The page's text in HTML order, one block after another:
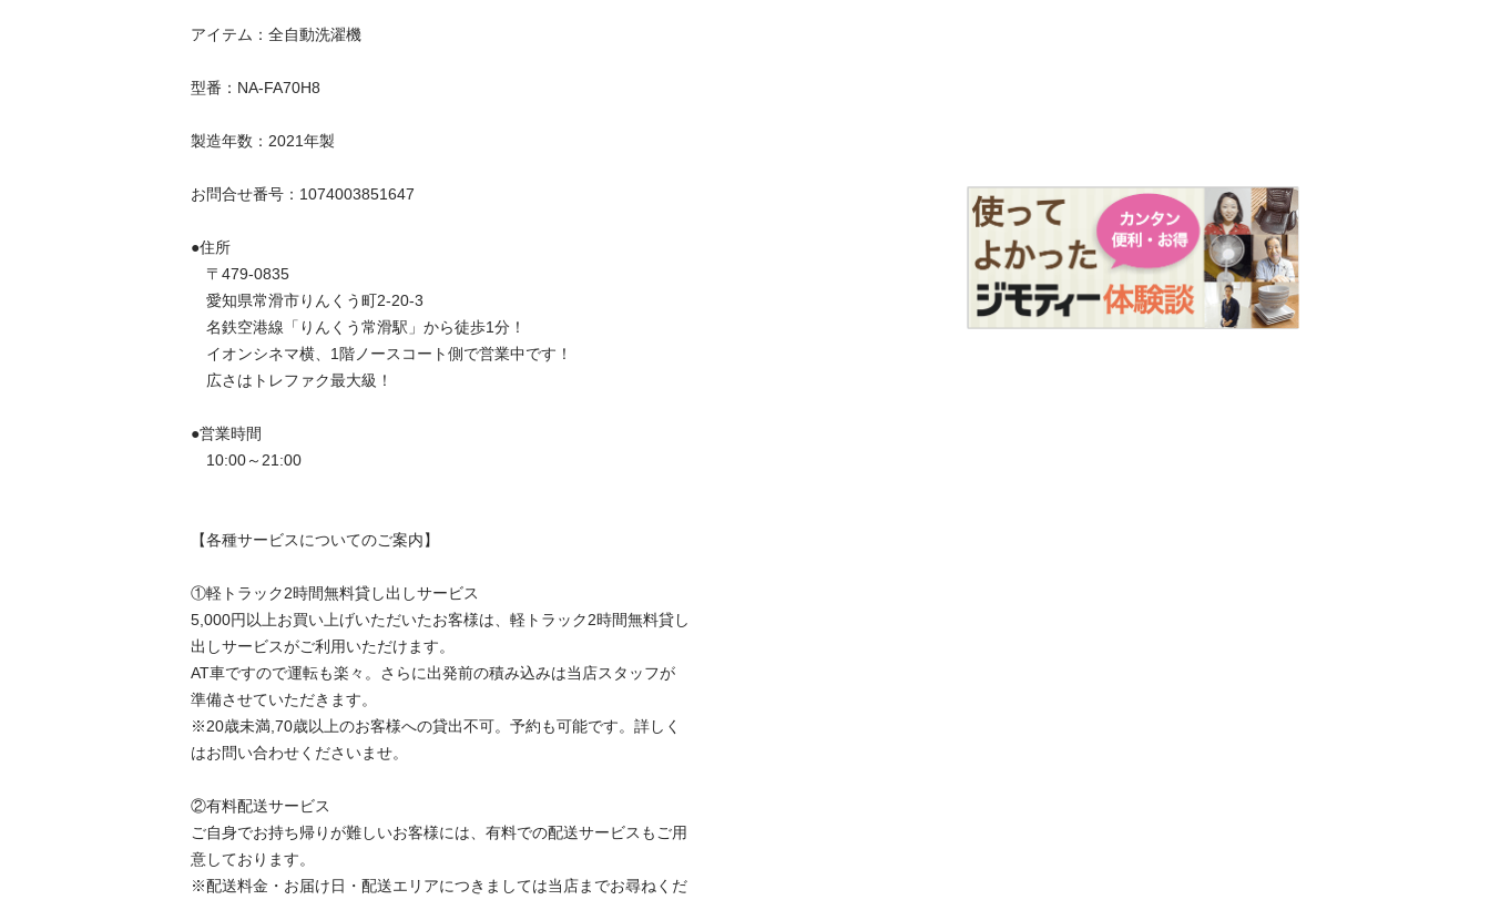
アイテム：全自動洗濯機
型番：NA-FA70H8
製造年数：2021年製
お問合せ番号：1074003851647
●住所
〒479-0835
愛知県常滑市りんくう町2-20-3
名鉄空港線「りんくう常滑駅」から徒歩1分！
イオンシネマ横、1階ノースコート側で営業中です！
広さはトレファク最大級！
●営業時間
10:00～21:00
【各種サービスについてのご案内】
①軽トラック2時間無料貸し出しサービス
5,000円以上お買い上げいただいたお客様は、軽トラック2時間無料貸し
出しサービスがご利用いただけます。
AT車ですので運転も楽々。さらに出発前の積み込みは当店スタッフが
準備させていただきます。
※20歳未満,70歳以上のお客様への貸出不可。予約も可能です。詳しく
はお問い合わせくださいませ。
②有料配送サービス
ご自身でお持ち帰りが難しいお客様には、有料での配送サービスもご用
意しております。
※配送料金・お届け日・配送エリアにつきましては当店までお尋ねくだ